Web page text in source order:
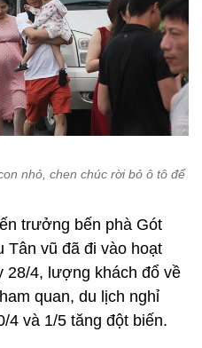
nhỏ, chen chúc rời bỏ ô tô để đi
trưởng bến phà Gót
Tân vũ đã đi vào hoạt
28/4, lượng khách đổ về
quan, du lịch nghỉ
4 và 1/5 tăng đột biến.